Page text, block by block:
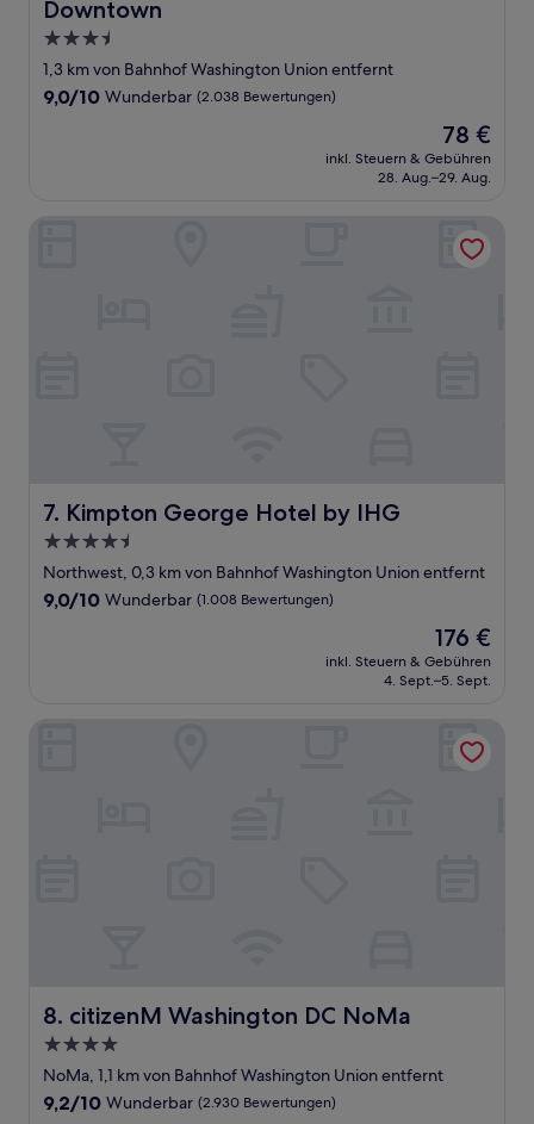
Downtown
3.5-
Sterne-
Unterkunft
1,3 km von Bahnhof Washington Union entfernt
9.0
9,0/10 Wunderbar (2.038 Bewertungen)
Der
Preis
beträgt
78 €
inkl. Steuern & Gebühren
28. Aug.–29. Aug.
7. Kimpton George Hotel by IHG
Kimpton George Hotel by IHG
4.5-
Sterne-
Unterkunft
Northwest, 0,3 km von Bahnhof Washington Union entfernt
9.0
9,0/10 Wunderbar (1.008 Bewertungen)
Der
Preis
beträgt
176 €
inkl. Steuern & Gebühren
4. Sept.–5. Sept.
8. citizenM Washington DC NoMa
citizenM Washington DC NoMa
4.0-
Sterne-
Unterkunft
NoMa, 1,1 km von Bahnhof Washington Union entfernt
9.2
9,2/10 Wunderbar (2.930 Bewertungen)